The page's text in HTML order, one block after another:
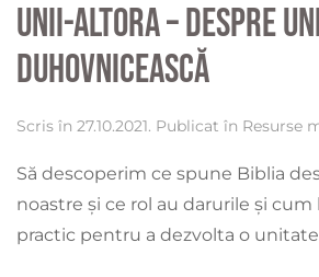
Unii-altora – Despre
duhovnicească
Scris în 27.10.2021. Publicat în Resurse
Să descoperim ce spune Biblia
noastre și ce rol au darurile și
practic pentru a dezvolta o